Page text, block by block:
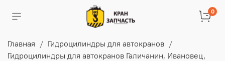
0
Главная
Гидроцилиндры для автокранов
Гидроцилиндры для автокранов Галичанин, Ивановец,